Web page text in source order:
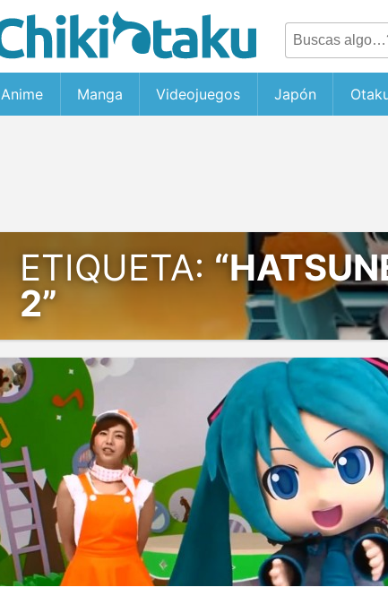
Anime Manga Videojuegos Japón
ETIQUETA:
2”